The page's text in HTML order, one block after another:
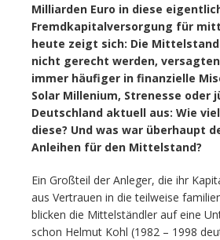
Milliarden Euro in diese
Fremdkapitalversorgung für
heute zeigt sich: Die
nicht gerecht werden,
immer häufiger in finanzielle
Solar Millenium, Strenesse oder
Deutschland aktuell aus: Wie
diese? Und was war überhaupt
Anleihen für den Mittelstand?
Ein Großteil der Anleger, die ihr
aus Vertrauen in die teilweise
blicken die Mittelständler auf eine
schon Helmut Kohl (1982 – 1998